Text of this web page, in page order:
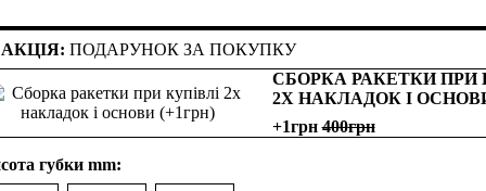
АКЦІЯ: ПОДАРУНОК ЗА ПОКУПКУ
СБОРКА РАКЕТКИ ПРИ
2Х НАКЛАДОК І
+1грн 400
губки mm: